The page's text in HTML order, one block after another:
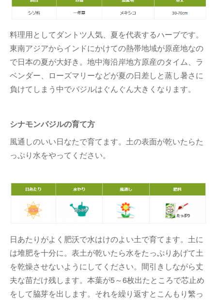
料理用としてダントツ人気、夏を代表するハーブです。
東南アジアからインドにかけての熱帯地域が原産地なの
で日本の夏が大好き。地中海沿岸地方原産のタイム、ラ
ベンダー、ローズマリーなどが夏の日差しと蒸し暑さに
負けてしまう中でバジルはぐんぐん大きくなります。
シナモンバジルの育て方
風通しのいい日なたで育てます。土の表面が乾いたらた
っぷり水をやってください。
日あたりがよく肥沃で水はけのよい土で育てます。土に
は堆肥を十分に。表土が乾いたら水をたっぷりあげて土
を乾燥させないようにしてください。間引きしながら丈
夫な苗だけ残します。本葉が5～6枚出たところで芯止め
をして脇芽を出します。それを繰り返すとこんもり繁っ